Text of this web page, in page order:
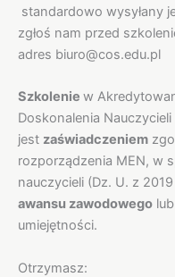
standardowo wysyłany
zgłoś nam przed
adres biuro@cos.edu.pl
Szkolenie w
Doskonalenia
jest zaświadczeniem
rozporządzenia MEN, w
nauczycieli (Dz. U. z
awansu zawodowego
umiejętności.
Otrzymasz: